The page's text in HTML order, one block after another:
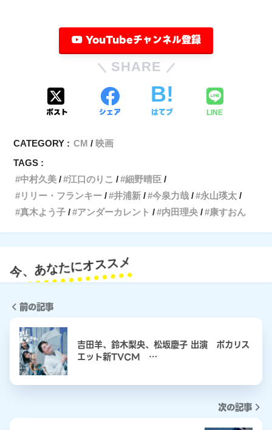
YouTubeチャンネル登録
SHARE
ポスト シェア はてブ LINE
CATEGORY : CM
映画
TAGS :
中村久美
江口のりこ
細野晴臣
リリー・フランキー
井浦新 今泉力哉
永山瑛太
真木よう子
アンダーカレント 内田理央 康すおん
今、あなたにオススメ
前の記事
吉田羊、鈴木梨央、松坂慶子 出演 ポカリス
エット新TVCM …
次の記事